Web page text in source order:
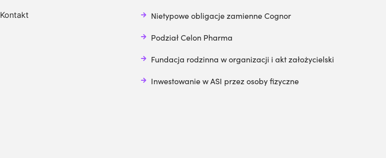
Kontakt
Nietypowe obligacje zamienne Cognor
Podział Celon Pharma
Fundacja rodzinna w organizacji i akt założycielski
Inwestowanie w ASI przez osoby fizyczne